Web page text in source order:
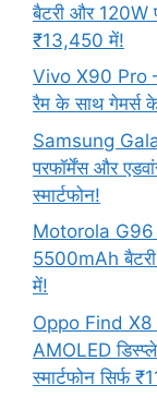
बैटरी और 120W
₹13,450 में!
Vivo X90 Pro
रैम के साथ गेमर्स
Samsung
परफॉर्मेंस और
स्मार्टफोन!
Motorola G96
5500mAh बैटरी
में!
Oppo Find X8
AMOLED
स्मार्टफोन सिर्फ